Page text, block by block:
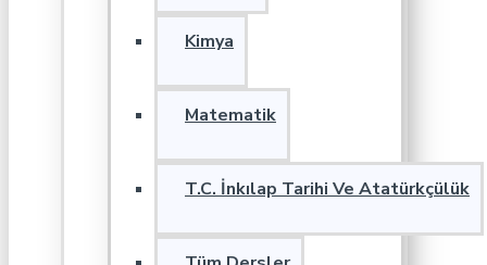
Kimya
Matematik
T.C. İnkılap Tarihi Ve Atatürkçülük